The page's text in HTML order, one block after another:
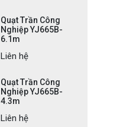
Quạt Trần Công
Nghiệp YJ665B-
6.1m
Liên hệ
Quạt Trần Công
Nghiệp YJ665B-
4.3m
Liên hệ